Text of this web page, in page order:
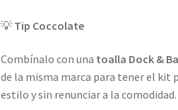
💡 Tip Coccolate
Combínalo con una toalla Dock &
de la misma marca para tener el kit
estilo y sin renunciar a la